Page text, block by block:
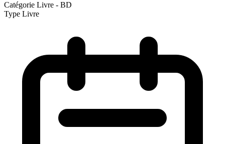
Catégorie Livre - BD
Type Livre